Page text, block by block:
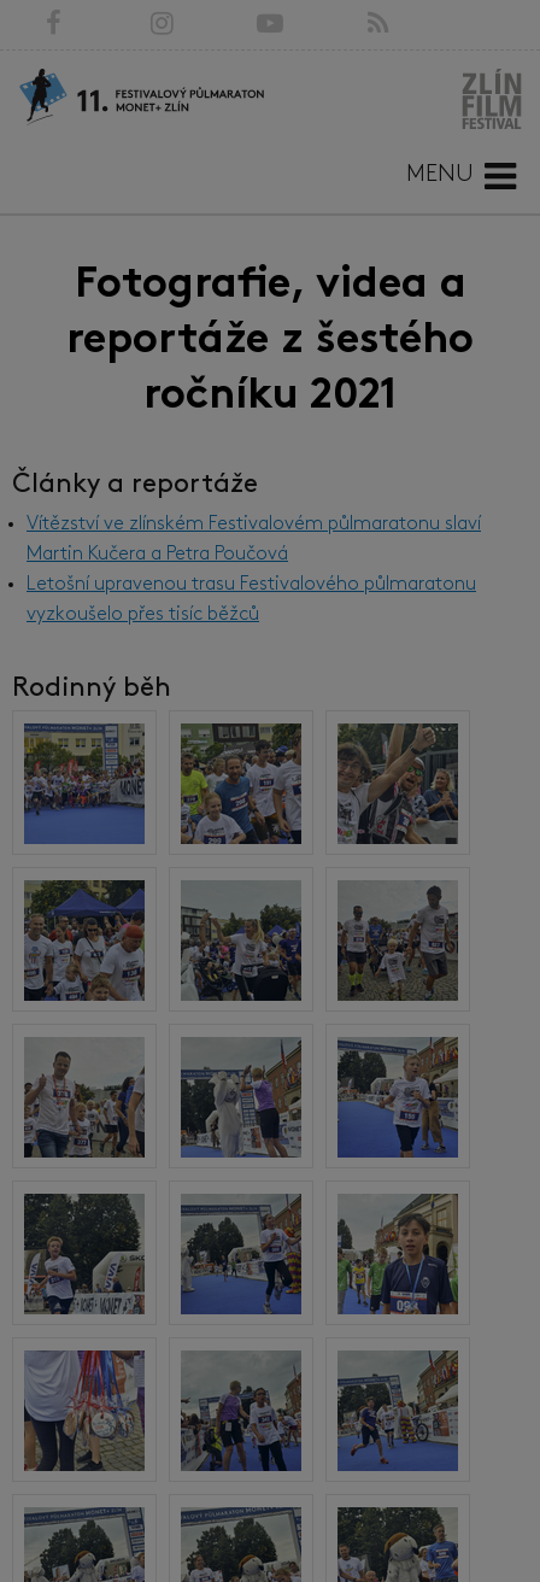
MENU
Fotografie, videa a
reportáže z šestého
ročníku 2021
Články a reportáže
Vítězství ve zlínském Festivalovém půlmaratonu slaví
Martin Kučera a Petra Poučová
Letošní upravenou trasu Festivalového půlmaratonu
vyzkoušelo přes tisíc běžců
Rodinný běh